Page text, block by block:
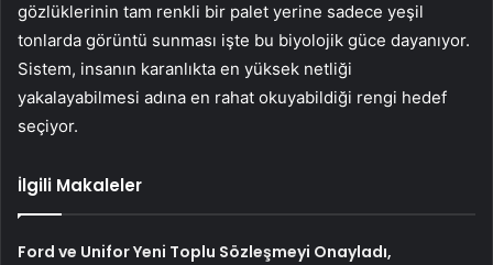
gözlüklerinin tam renkli bir palet yerine sadece yeşil
tonlarda görüntü sunması işte bu biyolojik güce dayanıyor.
Sistem, insanın karanlıkta en yüksek netliği
yakalayabilmesi adına en rahat okuyabildiği rengi hedef
seçiyor.
İlgili Makaleler
Ford ve Unifor Yeni Toplu Sözleşmeyi Onayladı,